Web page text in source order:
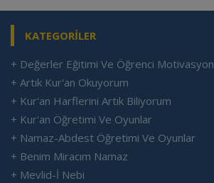
KATEGORİLER
+ Değerler Eğitimi Ve Öğrenci Motivasyon
+ Artık Kur'an Okuyorum
+ Kur'an Harflerini Artık Biliyorum
+ Kur'an Öğretimi Ve Oyunlar
+ Namaz-Abdest Öğretimi Ve Oyunlar
+ Benim Miracım Namaz
+ Mevlid-İ Nebi